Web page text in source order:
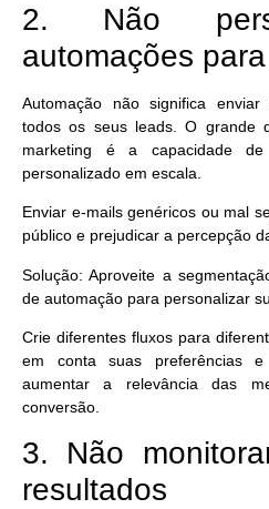
2. Não
automações
Automação não significa enviar
todos os seus leads. O grande
marketing é a capacidade de
personalizado em escala.
Enviar e-mails genéricos ou mal
público e prejudicar a percepção
Solução: Aproveite a
de automação para personalizar
Crie diferentes fluxos para
em conta suas preferências e
aumentar a relevância das
conversão.
3. Não
resultados